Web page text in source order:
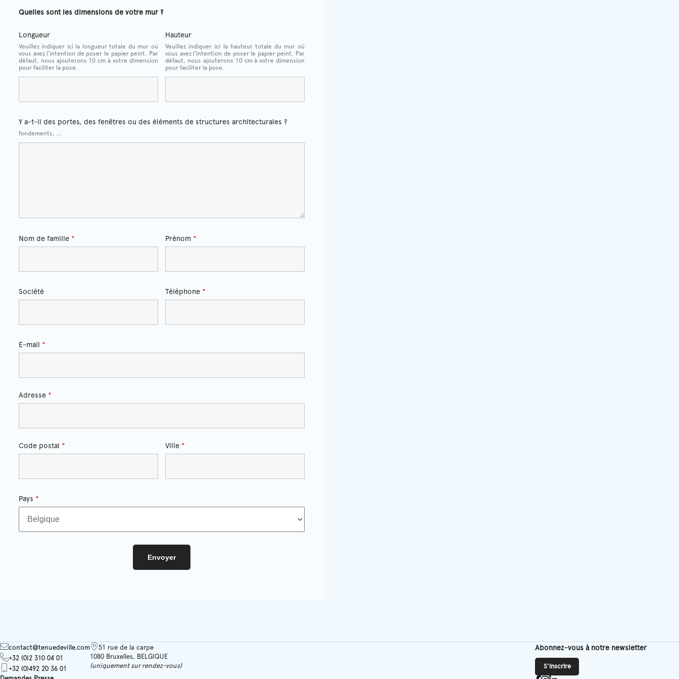
Quelles sont les dimensions de votre mur ?
Longueur
Veuillez indiquer ici la longueur totale du mur où
vous avez l'intention de poser le papier peint. Par
défaut, nous ajouterons 10 cm à votre dimension
pour faciliter la pose.
Hauteur
Veuillez indiquer ici la hauteur totale du mur où
vous avez l'intention de poser le papier peint. Par
défaut, nous ajouterons 10 cm à votre dimension
pour faciliter la pose.
Y a-t-il des portes, des fenêtres ou des éléments de structures architecturales ?
fondements, ...
Nom de famille * Prénom *
Société Téléphone *
E-mail *
Adresse *
Code postal * Ville *
Pays *
contact@tenuedeville.com
+32 (0)2 310 04 01
+32 (0)492 20 36 01
51 rue de la carpe
1080 Bruxelles, BELGIQUE
(uniquement sur rendez-vous)
Abonnez-vous à notre newsletter
S'inscrire